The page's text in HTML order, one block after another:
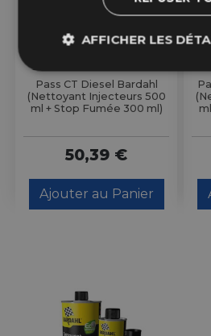
4 En Stock
Bardahl
Pass CT Diesel Bardahl
(Nettoyant Injecteurs 500
ml + Stop Fumée 300 ml)
50,39 €
Ajouter au Panier
AFFICHER LES